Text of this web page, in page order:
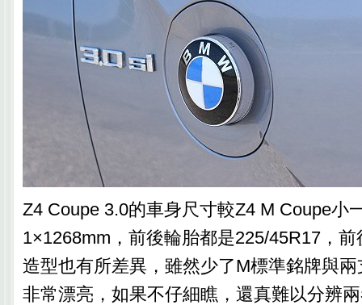
Z4 Coupe 3.0的車身尺寸較Z4 M Coupe小
1×1268mm，前後輪胎都是225/45R17，
造型也有所差異，雖然少了M標準銘牌與
非常漂亮，如果不仔細瞧，還真難以分辨